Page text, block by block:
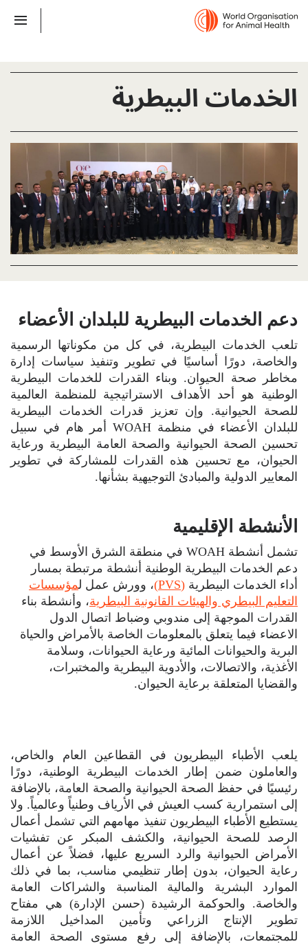
الخدمات البيطرية
دعم الخدمات البيطرية للبلدان الأعضاء
تلعب الخدمات البيطرية، في كل من مكوناتها الرسمية
والخاصة، دورًا أساسيًا في تطوير وتنفيذ سياسات إدارة
مخاطر صحة الحيوان. وبناء القدرات للخدمات البيطرية
الوطنية هو أحد الأهداف الاستراتيجية للمنظمة العالمية
للصحة الحيوانية. وإن تعزيز قدرات الخدمات البيطرية
للبلدان الأعضاء في منظمة WOAH أمر هام في سبيل
تحسين الصحة الحيوانية والصحة العامة البيطرية ورعاية
الحيوان، مع تحسين هذه القدرات للمشاركة في تطوير
المعايير الدولية والمبادئ التوجيهية بشأنها.
الأنشطة الإقليمية
تشمل أنشطة WOAH في منطقة الشرق الأوسط في
دعم الخدمات البيطرية الوطنية أنشطة مرتبطة بمسار
أداء الخدمات البيطرية (PVS) ، وورش عمل لمؤسسات
التعليم البيطري والهيئات القانونية البيطرية، وأنشطة بناء
القدرات الموجهة إلى مندوبي وضباط اتصال الدول
الاعضاء فيما يتعلق بالمعلومات الخاصة بالأمراض والحياة
البرية والحيوانات المائية ورعاية الحيوانات، وسلامة
الأغذية، والاتصالات، والأدوية البيطرية والمختبرات،
والقضايا المتعلقة برعاية الحيوان.
يلعب الأطباء البيطريون في القطاعين العام والخاص،
والعاملون ضمن إطار الخدمات البيطرية الوطنية، دورًا
رئيسيًا في حفظ الصحة الحيوانية والصحة العامة، بالإضافة
إلى استمرارية كسب العيش في الأرياف وطنياً وعالمياً. ولا
يستطيع الأطباء البيطريون تنفيذ مهامهم التي تشمل أعمال
الرصد للصحة الحيوانية، والكشف المبكر عن تفشيات
الأمراض الحيوانية والرد السريع عليها، فضلاً عن أعمال
رعاية الحيوان، بدون إطار تنظيمي مناسب، بما في ذلك
الموارد البشرية والمالية المناسبة والشراكات العامة
والخاصة. والحوكمة الرشيدة (حسن الإدارة) هي مفتاح
تطوير الإنتاج الزراعي وتأمين المداخيل اللازمة
للمجتمعات، بالإضافة إلى رفع مستوى الصحة العامة